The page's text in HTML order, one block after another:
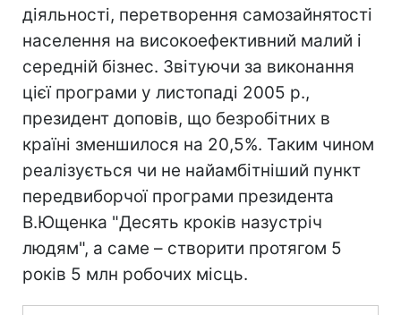
діяльності, перетворення самозайнятості
населення на високоефективний малий і
середній бізнес. Звітуючи за виконання
цієї програми у листопаді 2005 р.,
президент доповів, що безробітних в
країні зменшилося на 20,5%. Таким чином
реалізується чи не найамбітніший пункт
передвиборчої програми президента
В.Ющенка "Десять кроків назустріч
людям", а саме – створити протягом 5
років 5 млн робочих місць.